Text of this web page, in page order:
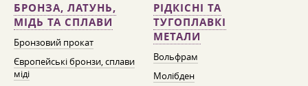
БРОНЗА, ЛАТУНЬ,
МІДЬ ТА СПЛАВИ
Бронзовий прокат
Європейські бронзи, сплави
міді
РІДКІСНІ ТА
ТУГОПЛАВКІ
МЕТАЛИ
Вольфрам
Молібден